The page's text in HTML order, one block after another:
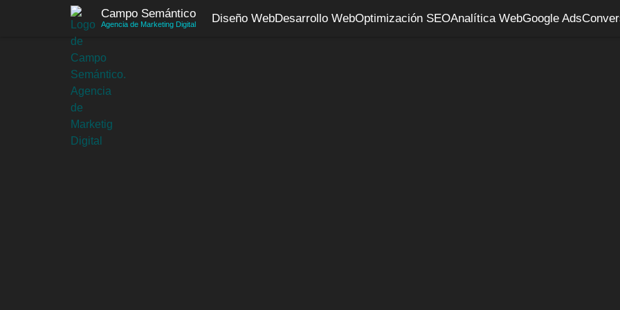
Campo Semántico
Agencia de Marketing Digital Diseño WebDesarrollo WebOptimización SEOAnalítica WebGoogle Ads